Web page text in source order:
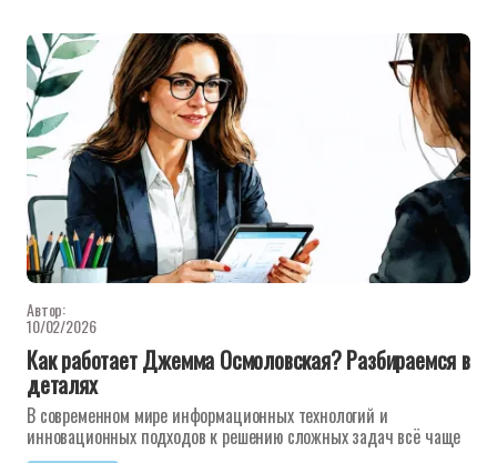
Автор:
10/02/2026
Как работает Джемма Осмоловская? Разбираемся в
деталях
В современном мире информационных технологий и
инновационных подходов к решению сложных задач всё чаще